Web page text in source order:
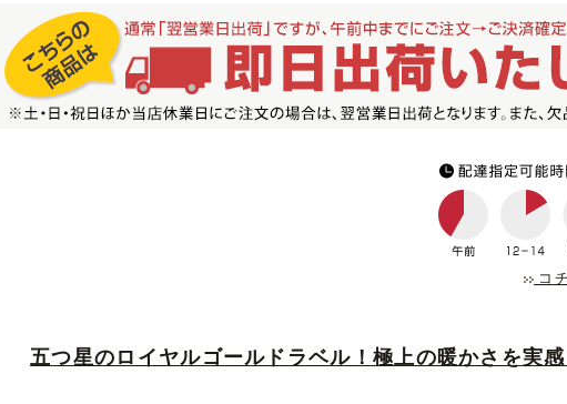
コ
五つ星のロイヤルゴールドラベル！極上の暖かさを実感